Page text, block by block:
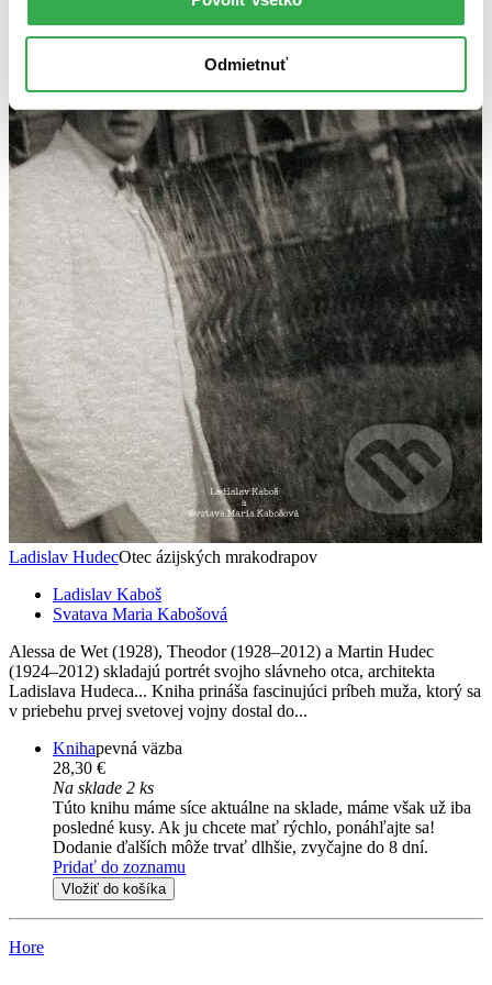
Odmietnuť
Ladislav HudecOtec ázijských mrakodrapov
Ladislav Kaboš
Svatava Maria Kabošová
Alessa de Wet (1928), Theodor (1928–2012) a Martin Hudec
(1924–2012) skladajú portrét svojho slávneho otca, architekta
Ladislava Hudeca... Kniha prináša fascinujúci príbeh muža, ktorý sa
v priebehu prvej svetovej vojny dostal do...
Knihapevná väzba
28,30 €
Na sklade 2 ks
Túto knihu máme síce aktuálne na sklade, máme však už iba
posledné kusy. Ak ju chcete mať rýchlo, ponáhľajte sa!
Dodanie ďalších môže trvať dlhšie, zvyčajne do 8 dní.
Pridať do zoznamu
Vložiť do košíka
Hore